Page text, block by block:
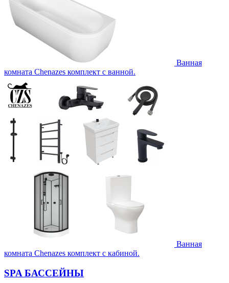
Ванная
комната Chenazes комплект с ванной.
Ванная
комната Chenazes комплект с кабиной.
SPA БАССЕЙНЫ